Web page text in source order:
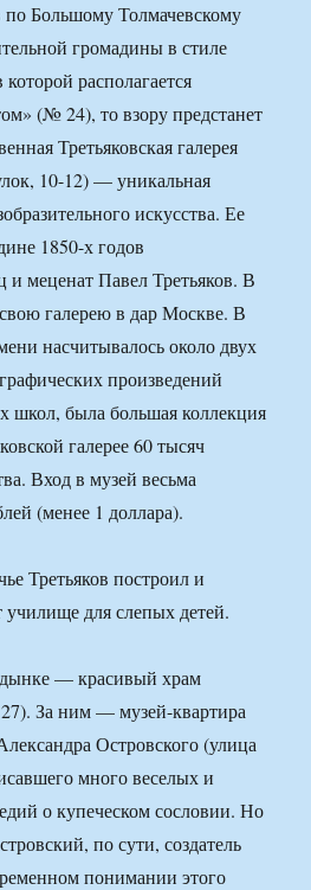
по Большому Толмачевскому
громадины в стиле
располагается
(№ 24), то взору предстанет
Третьяковская галерея
10-12) — уникальная
искусства. Ее
1850-х годов
и меценат Павел Третьяков. В
галерею в дар Москве. В
насчитывалось около двух
произведений
школ, была большая коллекция
галерее 60 тысяч
Вход в музей весьма
(менее 1 доллара).
Третьяков построил и
училище для слепых детей.
— красивый храм
За ним — музей-квартира
Островского (улица
много веселых и
о купеческом сословии. Но
по сути, создатель
понимании этого